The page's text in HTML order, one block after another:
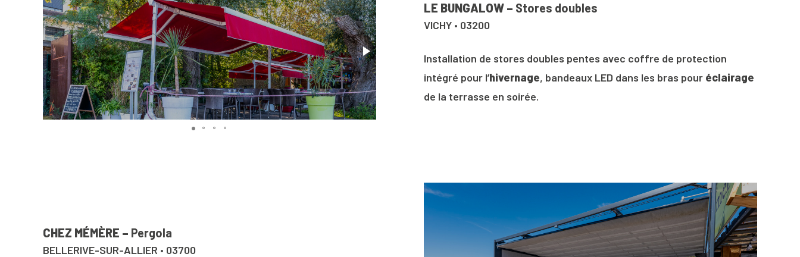
LE BUNGALOW – Stores doubles
VICHY • 03200
Installation de stores doubles pentes avec coffre de protection
intégré pour l’hivernage, bandeaux LED dans les bras pour éclairage
de la terrasse en soirée.
CHEZ MÉMÈRE – Pergola
BELLERIVE-SUR-ALLIER • 03700